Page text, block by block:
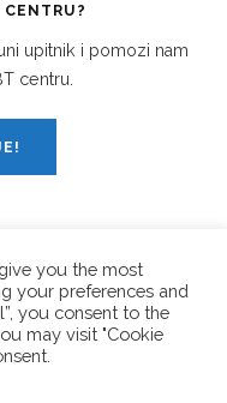
upitnik i pomozi nam
centru.
. All Rights Reserved.
you the most
your preferences and
you consent to the
may visit "Cookie